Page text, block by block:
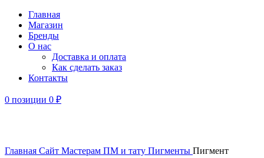
Главная
Магазин
Бренды
О нас
Доставка и оплата
Как сделать заказ
Контакты
0 позиции 0 ₽
Главная Сайт Мастерам ПМ и тату Пигменты Пигмент